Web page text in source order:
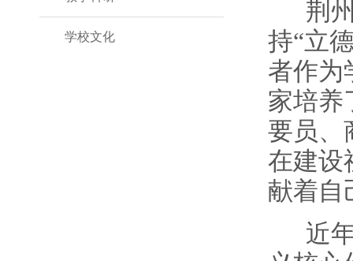
学校文化
荆
持“立
者作为
家培养
要员、
在建设
献着自
近